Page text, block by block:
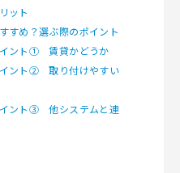
ット
すめ？選ぶ際のポイント
イント① 賃貸かどうか
イント② 取り付けやすい
イント③ 他システムと連